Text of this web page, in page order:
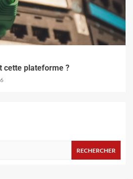
cette plateforme ?
RECHERCHER